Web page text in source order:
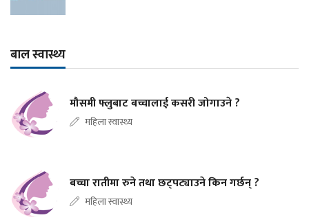
बाल स्वास्थ्य
मौसमी फ्लुबाट बच्चालाई कसरी जोगाउने ?
महिला स्वास्थ्य
बच्चा रातीमा रुने तथा छट्पट्याउने किन गर्छन् ?
महिला स्वास्थ्य